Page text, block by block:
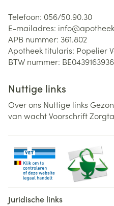
Telefoon: 056/50.90.30
E-mailadres: info@
APB nummer: 361.802
Apotheek titularis: Popelier
BTW nummer: BE0439163936
Nuttige links
Over ons Nuttige links
van wachtVoorschrift
Juridische links